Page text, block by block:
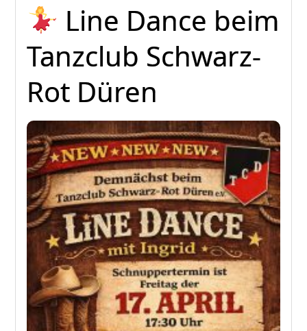
Line Dance beim
Tanzclub Schwarz-
Rot Düren